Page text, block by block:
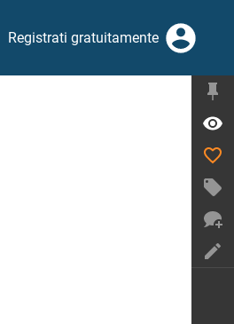
Registrati gratuitamente